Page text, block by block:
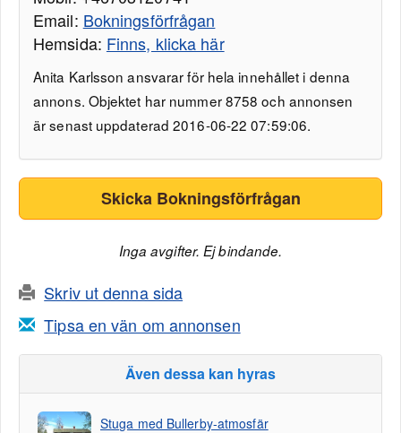
Email: Bokningsförfrågan
Hemsida: Finns, klicka här
Anita Karlsson ansvarar för hela innehållet i denna
annons. Objektet har nummer 8758 och annonsen
är senast uppdaterad 2016-06-22 07:59:06.
Skicka Bokningsförfrågan
Inga avgifter. Ej bindande.
Skriv ut denna sida
Tipsa en vän om annonsen
Även dessa kan hyras
Stuga med Bullerby-atmosfär